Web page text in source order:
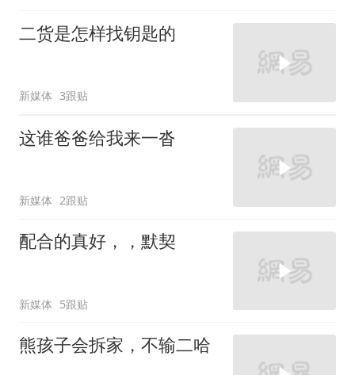
二货是怎样找钥匙的
新媒体 3跟贴
这谁爸爸给我来一沓
新媒体 2跟贴
配合的真好，，默契
新媒体 5跟贴
熊孩子会拆家，不输二哈